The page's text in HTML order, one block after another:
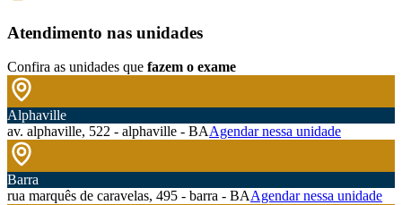
Atendimento nas unidades
Confira as unidades que fazem o exame
Alphaville
av. alphaville, 522 - alphaville - BAAgendar nessa unidade
Barra
rua marquês de caravelas, 495 - barra - BAAgendar nessa unidade